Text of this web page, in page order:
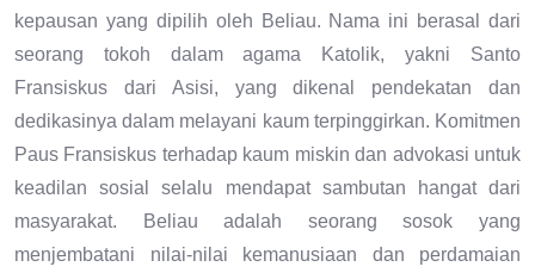
kepausan yang dipilih oleh Beliau. Nama ini berasal dari
seorang tokoh dalam agama Katolik, yakni Santo
Fransiskus dari Asisi, yang dikenal pendekatan dan
dedikasinya dalam melayani kaum terpinggirkan. Komitmen
Paus Fransiskus terhadap kaum miskin dan advokasi untuk
keadilan sosial selalu mendapat sambutan hangat dari
masyarakat. Beliau adalah seorang sosok yang
menjembatani nilai-nilai kemanusiaan dan perdamaian